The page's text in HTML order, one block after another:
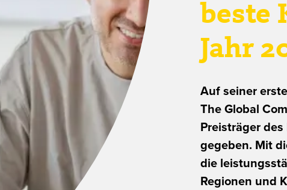
beste
Jahr
Auf seiner
The Global
Preisträger
gegeben. Mit
die
Regionen und